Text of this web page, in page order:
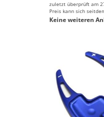
zuletzt überprüft am
Preis kann sich
Keine weiteren